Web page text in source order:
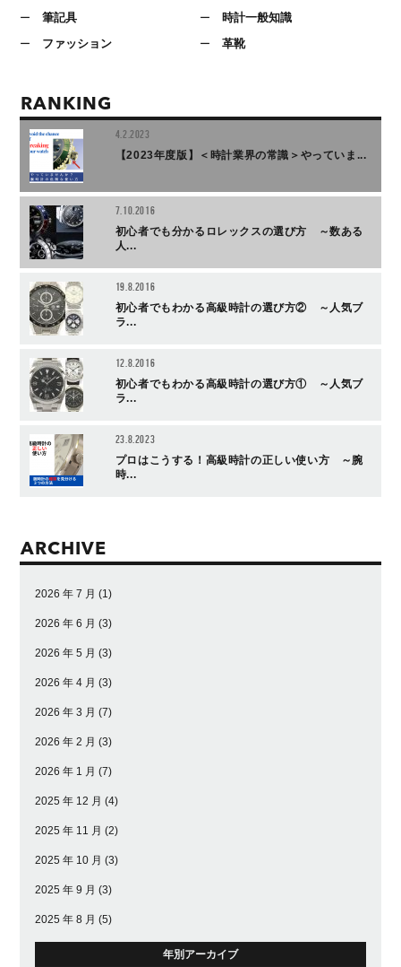
筆記具
時計一般知識
ファッション
革靴
RANKING
4.2.2023
【2023年度版】＜時計業界の常識＞やっていま...
7.10.2016
初心者でも分かるロレックスの選び方 ～数ある
人...
19.8.2016
初心者でもわかる高級時計の選び方② ～人気ブ
ラ...
12.8.2016
初心者でもわかる高級時計の選び方① ～人気ブ
ラ...
23.8.2023
プロはこうする！高級時計の正しい使い方 ～腕
時...
ARCHIVE
2026 年 7 月 (1)
2026 年 6 月 (3)
2026 年 5 月 (3)
2026 年 4 月 (3)
2026 年 3 月 (7)
2026 年 2 月 (3)
2026 年 1 月 (7)
2025 年 12 月 (4)
2025 年 11 月 (2)
2025 年 10 月 (3)
2025 年 9 月 (3)
2025 年 8 月 (5)
年別アーカイブ